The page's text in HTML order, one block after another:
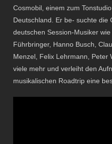
Cosmobil, einem zum
Deutschland. Er be- suchte die
deutschen Session-Musiker
Führbringer, Hanno Busch,
Menzel, Felix Lehrmann, Peter
viele mehr und verleiht den
musikalischen Roadtrip eine